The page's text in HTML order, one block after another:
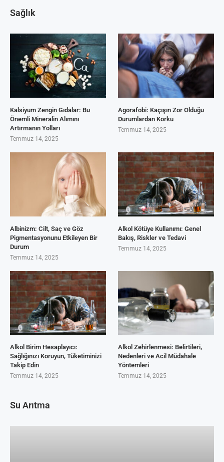
Sağlık
Kalsiyum Zengin Gıdalar: Bu
Önemli Mineralin Alımını
Artırmanın Yolları
Temmuz 14, 2025
Agorafobi: Kaçışın Zor Olduğu
Durumlardan Korku
Temmuz 14, 2025
Albinizm: Cilt, Saç ve Göz
Pigmentasyonunu Etkileyen Bir
Durum
Temmuz 14, 2025
Alkol Kötüye Kullanımı: Genel
Bakış, Riskler ve Tedavi
Temmuz 14, 2025
Alkol Birim Hesaplayıcı:
Sağlığınızı Koruyun, Tüketiminizi
Takip Edin
Temmuz 14, 2025
Alkol Zehirlenmesi: Belirtileri,
Nedenleri ve Acil Müdahale
Yöntemleri
Temmuz 14, 2025
Su Arıtma